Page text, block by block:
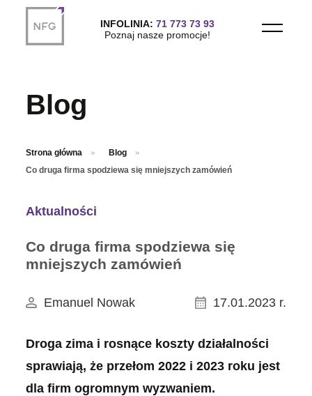
Przejdź do treści głównej
INFOLINIA: 71 773 73 93
Poznaj nasze promocje!
Blog
Strona główna
Blog
Co druga firma spodziewa się mniejszych zamówień
Aktualności
Co druga firma spodziewa się
mniejszych zamówień
Emanuel Nowak 17.01.2023 r.
Droga zima i rosnące koszty działalności
sprawiają, że przełom 2022 i 2023 roku jest
dla firm ogromnym wyzwaniem.